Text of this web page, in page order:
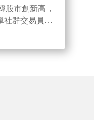
股市創新高，
社群交易員以
益，展現趨